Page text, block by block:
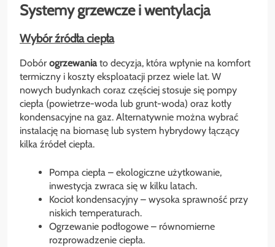
Systemy grzewcze i wentylacja
Wybór źródła ciepła
Dobór ogrzewaniato decyzja, która wpłynie na komfort
termiczny i koszty eksploatacji przez wiele lat. W
nowych budynkach coraz częściej stosuje się pompy
ciepła (powietrze-woda lub grunt-woda) oraz kotły
kondensacyjne na gaz. Alternatywnie można wybrać
instalację na biomasę lub system hybrydowy łączący
kilka źródeł ciepła.
Pompa ciepła – ekologiczne użytkowanie,
inwestycja zwraca się w kilku latach.
Kocioł kondensacyjny – wysoka sprawność przy
niskich temperaturach.
Ogrzewanie podłogowe – równomierne
rozprowadzenie ciepła.